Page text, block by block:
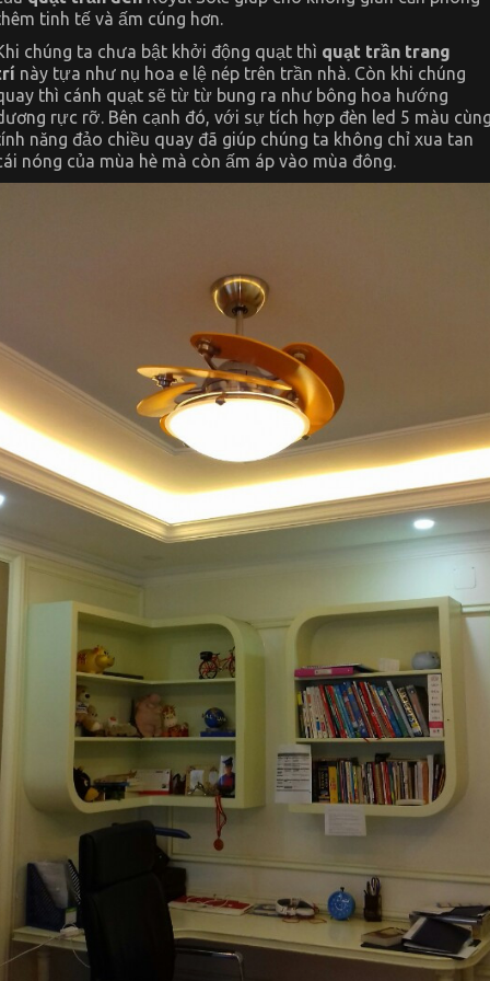
tinh tế và ấm cúng hơn.
chúng ta chưa bật khởi động quạt thì quạt trần trang
này tựa như nụ hoa e lệ nép trên trần nhà. Còn khi chúng
thì cánh quạt sẽ từ từ bung ra như bông hoa hướng
rực rỡ. Bên cạnh đó, với sự tích hợp đèn led 5 màu
năng đảo chiều quay đã giúp chúng ta không chỉ xua tan
nóng của mùa hè mà còn ấm áp vào mùa đông.